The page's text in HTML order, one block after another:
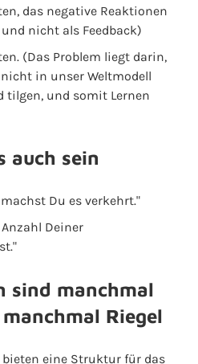
das negative Reaktionen
nicht als Feedback)
(Das Problem liegt darin,
in unser Weltmodell
tilgen, und somit Lernen
auch sein
Du es verkehrt."
Deiner
sind manchmal
Riegel
eine Struktur für das